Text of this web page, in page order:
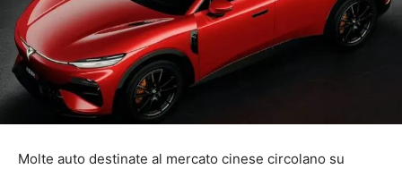
Molte auto destinate al mercato cinese circolano su